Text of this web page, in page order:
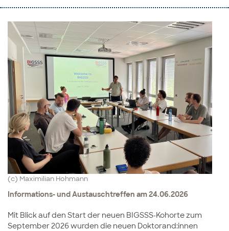
(c) Maximilian Hohmann
Informations- und Austauschtreffen am 24.06.2026
Mit Blick auf den Start der neuen BIGSSS-Kohorte zum
September 2026 wurden die neuen Doktorand:innen